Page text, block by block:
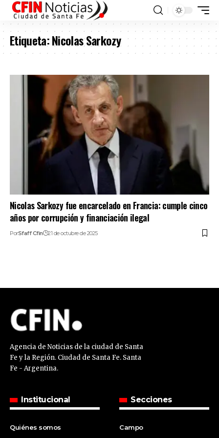
Etiqueta:Nicolas Sarkozy
Nicolas Sarkozy fue encarcelado en Francia: cumple cinco
años por corrupción y financiación ilegal
PorSfaff Cfin 21 de octubre de 2025
Agencia de Noticias de la ciudad de Santa
Fe y la Región. Ciudad de Santa Fe. Santa
Fe - Argentina.
Institucional
Quiénes somos
Secciones
Campo